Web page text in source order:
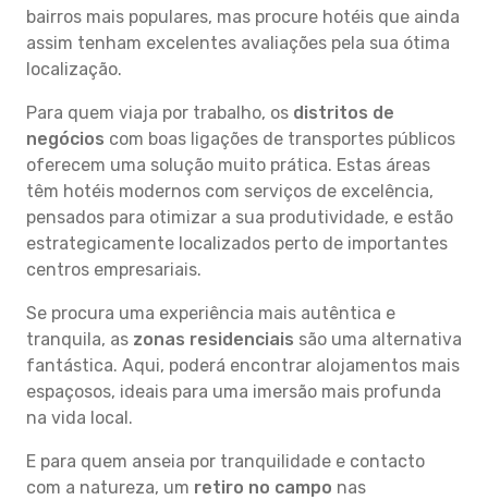
bairros mais populares, mas procure hotéis que ainda
assim tenham excelentes avaliações pela sua ótima
localização.
Para quem viaja por trabalho, os distritos de
negócios com boas ligações de transportes públicos
oferecem uma solução muito prática. Estas áreas
têm hotéis modernos com serviços de excelência,
pensados para otimizar a sua produtividade, e estão
estrategicamente localizados perto de importantes
centros empresariais.
Se procura uma experiência mais autêntica e
tranquila, as zonas residenciais são uma alternativa
fantástica. Aqui, poderá encontrar alojamentos mais
espaçosos, ideais para uma imersão mais profunda
na vida local.
E para quem anseia por tranquilidade e contacto
com a natureza, um retiro no campo nas